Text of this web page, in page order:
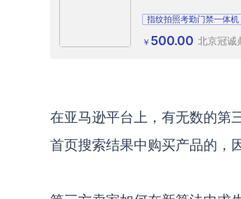
指纹拍照考勤门禁一体机
刷卡考勤门禁一体机
￥ 500.00 北京冠诚
在亚马逊平台上，有无数的第
首页搜索结果中购买产品的，